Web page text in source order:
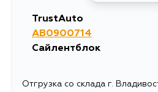
TrustAuto
AB0900714
Сайлентблок
Отгрузка со склада г.